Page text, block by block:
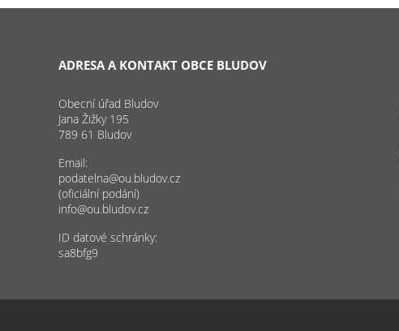
ADRESA A KONTAKT OBCE BLUDOV
Obecní úřad Bludov
Jana Žižky 195
789 61 Bludov
Email:
podatelna@ou.bludov.cz
(oficiální podání)
info@ou.bludov.cz
ID datové schránky:
sa8bfg9